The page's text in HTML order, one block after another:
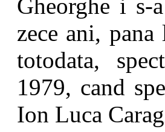
Gheorghe i s-
zece ani,
totodata,
1979, cand
Ion Luca